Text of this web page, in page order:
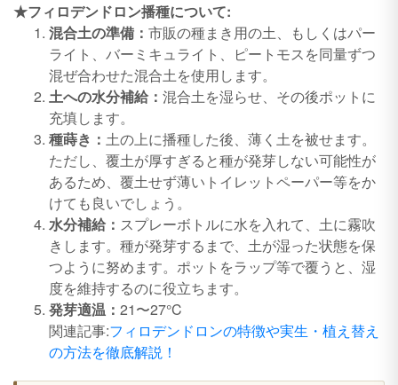
★フィロデンドロン播種について:
混合土の準備： 市販の種まき用の土、もしくはパー
ライト、バーミキュライト、ピートモスを同量ずつ
混ぜ合わせた混合土を使用します。
土への水分補給： 混合土を湿らせ、その後ポットに
充填します。
種蒔き： 土の上に播種した後、薄く土を被せます。
ただし、覆土が厚すぎると種が発芽しない可能性が
あるため、覆土せず薄いトイレットペーパー等をか
けても良いでしょう。
水分補給： スプレーボトルに水を入れて、土に霧吹
きします。種が発芽するまで、土が湿った状態を保
つように努めます。ポットをラップ等で覆うと、湿
度を維持するのに役立ちます。
発芽適温： 21〜27°C
関連記事:フィロデンドロンの特徴や実生・植え替え
の方法を徹底解説！